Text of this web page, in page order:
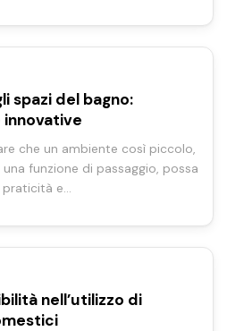
spazi del bagno:
che un ambiente così piccolo,
funzione di passaggio, possa
e…
nell’utilizzo di